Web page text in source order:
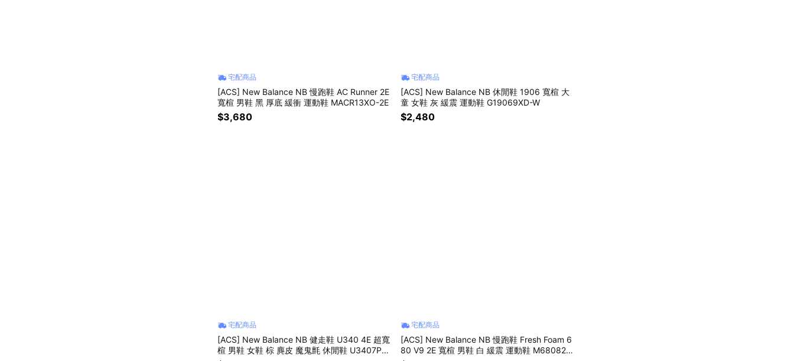
宅配商品
[ACS] New Balance NB 慢跑鞋 AC Runner 2E
寬楦 男鞋 黑 厚底 緩衝 運動鞋 MACR13XO-2E
$3,680
宅配商品
[ACS] New Balance NB 休閒鞋 1906 寬楦 大
童 女鞋 灰 緩震 運動鞋 G19069XD-W
$2,480
宅配商品
[ACS] New Balance NB 健走鞋 U340 4E 超寬
楦 男鞋 女鞋 棕 麂皮 魔鬼氈 休閒鞋 U3407PB-
宅配商品
[ACS] New Balance NB 慢跑鞋 Fresh Foam 6
80 V9 2E 寬楦 男鞋 白 緩震 運動鞋 M68082E-